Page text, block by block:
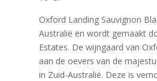
Oxford Landing Sauvignon
Australië en wordt gemaakt
Estates. De wijngaard van
aan de oevers van de
in Zuid-Australië. Deze is